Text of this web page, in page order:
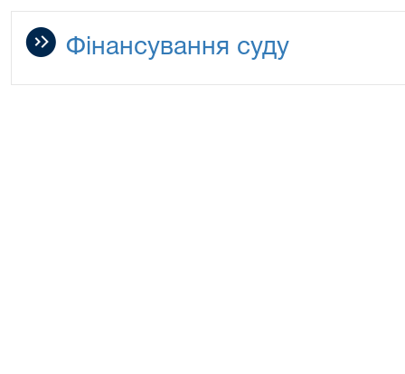
Фінансування суду